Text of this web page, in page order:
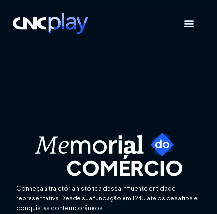
Conheça a trajetória histórica dessa influente entidade
representativa. Desde sua fundação em 1945 até os desafios e
conquistas contemporâneos.